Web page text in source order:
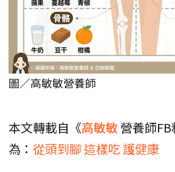
圖／高敏敏營養師
本文轉載自《高敏敏 營養師
為： 從頭到腳 這樣吃 護健康